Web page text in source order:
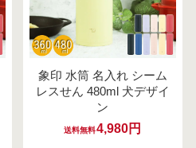
象印 水筒 名入れ シーム
レスせん 480ml 犬デザイ
ン
送料無料4,980円